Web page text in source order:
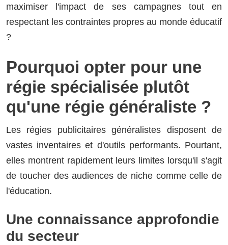
maximiser l'impact de ses campagnes tout en
respectant les contraintes propres au monde éducatif
?
Pourquoi opter pour une
régie spécialisée plutôt
qu'une régie généraliste ?
Les régies publicitaires généralistes disposent de
vastes inventaires et d'outils performants. Pourtant,
elles montrent rapidement leurs limites lorsqu'il s'agit
de toucher des audiences de niche comme celle de
l'éducation.
Une connaissance approfondie
du secteur